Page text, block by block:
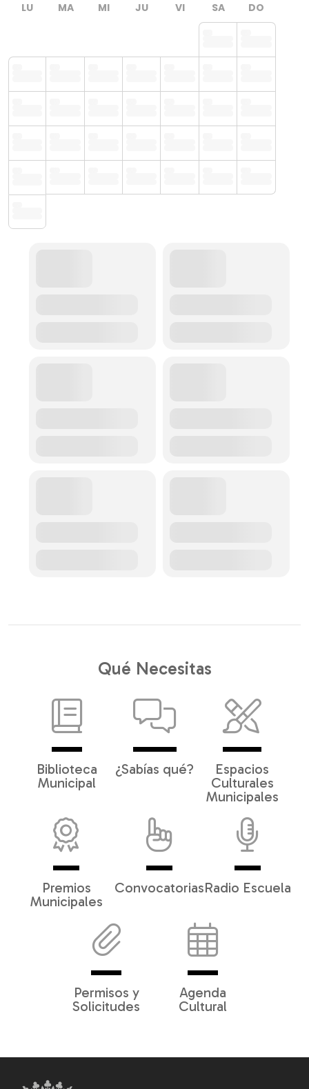
LU MA MI JU VI SA DO
Qué Necesitas
Biblioteca
Municipal
¿Sabías qué?
Espacios
Culturales
Municipales
Premios
Municipales
ConvocatoriasRadio Escuela
Permisos y
Solicitudes
Agenda
Cultural